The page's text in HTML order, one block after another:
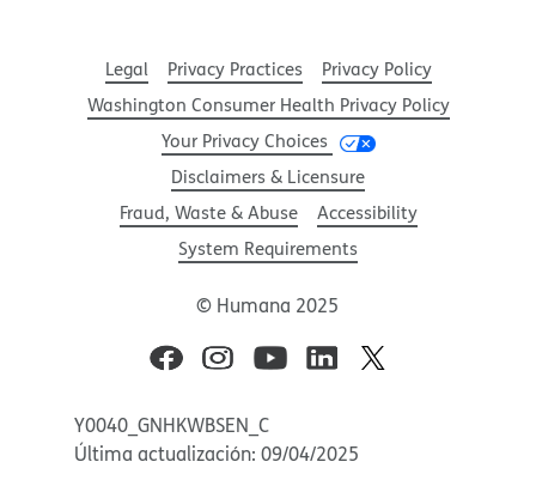
Legal Privacy Practices
Privacy Policy
Washington Consumer Health Privacy Policy
Your Privacy Choices
Disclaimers & Licensure
Fraud, Waste & Abuse
Accessibility
System Requirements
© Humana 2025​​
Y0040_GNHKWBSEN_C
Última actualización: 09/04/2025